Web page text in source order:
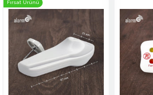
Fırsat Ürünü